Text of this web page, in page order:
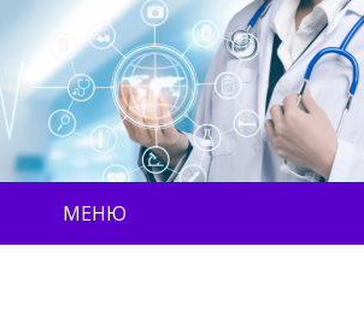
МЕНЮ